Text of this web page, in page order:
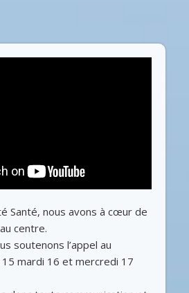
Santé, nous avons à cœur de
centre.
soutenons l’appel au
mardi 16 et mercredi 17